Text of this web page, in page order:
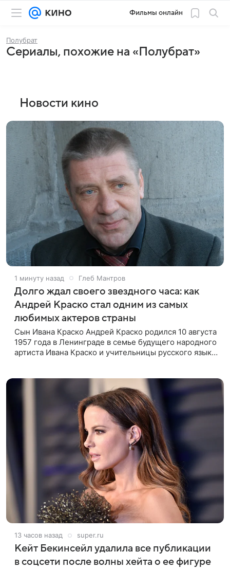
Фильмы онлайн
Полубрат
Сериалы, похожие на «Полубрат»
Новости кино
1 минуту назад Глеб Мантров
Долго ждал своего звездного часа: как
Андрей Краско стал одним из самых
любимых актеров страны
Сын Ивана Краско Андрей Краско родился 10 августа
1957 года в Ленинграде в семье будущего народного
артиста Ивана Краско и учительницы русского языка
13 часов назад super.ru
Кейт Бекинсейл удалила все публикации
в соцсети после волны хейта о ее фигуре